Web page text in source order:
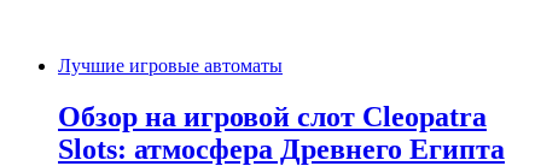
Лучшие игровые автоматы
Обзор на игровой слот Cleopatra
Slots: атмосфера Древнего Египта